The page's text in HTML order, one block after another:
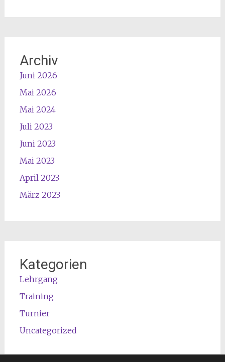
Archiv
Juni 2026
Mai 2026
Mai 2024
Juli 2023
Juni 2023
Mai 2023
April 2023
März 2023
Kategorien
Lehrgang
Training
Turnier
Uncategorized